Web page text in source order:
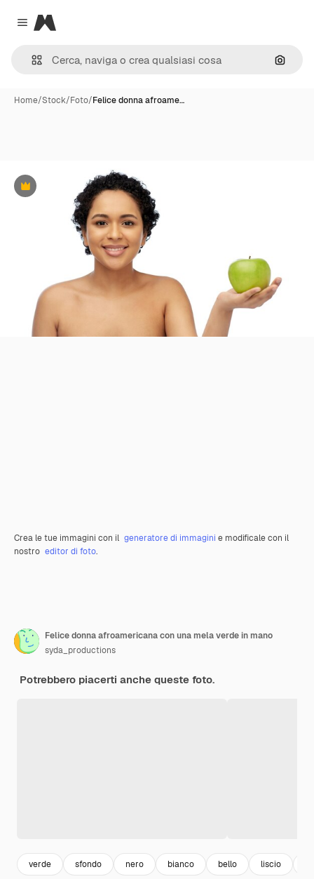
Close menu
Magnific
Cerca
Home/Stock/Foto/Felice donna afroame…
Premium
Crea le tue immagini con il generatore di immagini e modificale con il
nostro editor di foto.
Felice donna afroamericana con una mela verde in mano
syda_productions
Potrebbero piacerti anche queste foto.
verde sfondo nero bianco bello liscio